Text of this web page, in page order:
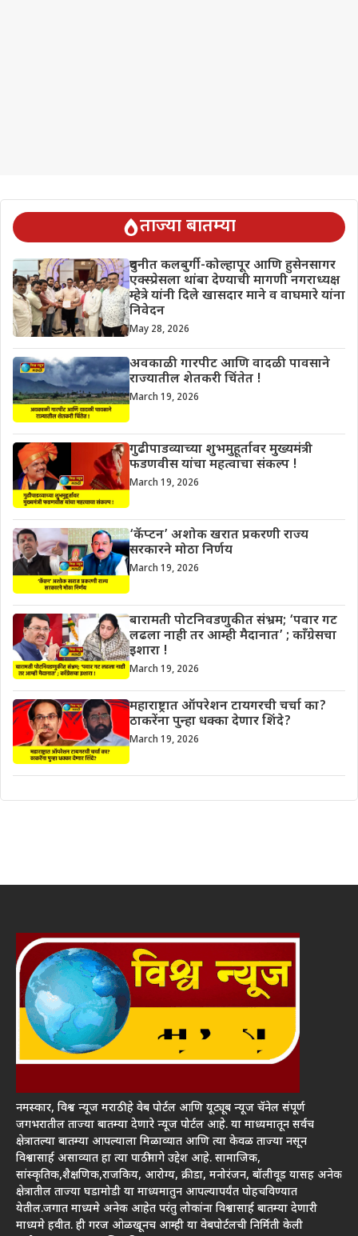
ताज्या बातम्या
दुधनीत कलबुर्गी-कोल्हापूर आणि हुसेनसागर
एक्स्प्रेसला थांबा देण्याची मागणी नगराध्यक्ष
म्हेत्रे यांनी दिले खासदार माने व वाघमारे यांना
निवेदन
May 28, 2026
अवकाळी गारपीट आणि वादळी पावसाने
राज्यातील शेतकरी चिंतेत !
March 19, 2026
गुढीपाडव्याच्या शुभमुहूर्तावर मुख्यमंत्री
फडणवीस यांचा महत्वाचा संकल्प !
March 19, 2026
‘कॅप्टन’ अशोक खरात प्रकरणी राज्य
सरकारने मोठा निर्णय
March 19, 2026
बारामती पोटनिवडणुकीत संभ्रम; ‘पवार गट
लढला नाही तर आम्ही मैदानात’ ; काँग्रेसचा
इशारा !
March 19, 2026
महाराष्ट्रात ऑपरेशन टायगरची चर्चा का?
ठाकरेंना पुन्हा धक्का देणार शिंदे?
March 19, 2026
नमस्कार, विश्व न्यूज मराठी हे वेब पोर्टल आणि यूट्यूब न्यूज चॅनेल संपूर्ण
जगभरातील ताज्या बातम्या देणारे न्यूज पोर्टल आहे. या माध्यमातून सर्वच
क्षेत्रातल्या बातम्या आपल्याला मिळाव्यात आणि त्या केवळ ताज्या नसून
विश्वासार्ह असाव्यात हा त्या पाठीमागे उद्देश आहे. सामाजिक,
सांस्कृतिक,शैक्षणिक,राजकिय, आरोग्य, क्रीडा, मनोरंजन, बॉलीवूड यासह अनेक
क्षेत्रातील ताज्या घडामोडी या माध्यमातुन आपल्यापर्यंत पोहचविण्यात
येतील.जगात माध्यमे अनेक आहेत परंतु लोकांना विश्वासार्ह बातम्या देणारी
माध्यमे हवीत. ही गरज ओळखूनच आम्ही या वेबपोर्टलची निर्मिती केली